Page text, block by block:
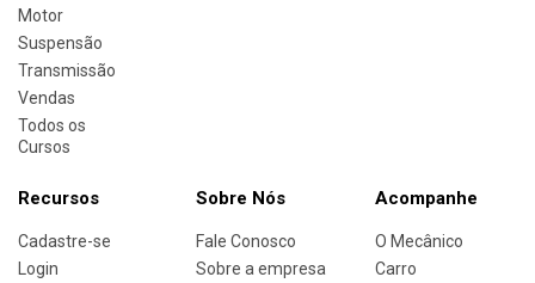
Motor
Suspensão
Transmissão
Vendas
Todos os
Cursos
Recursos
Cadastre-se
Login
Sobre Nós
Fale Conosco
Sobre a empresa
Acompanhe
O Mecânico
Carro